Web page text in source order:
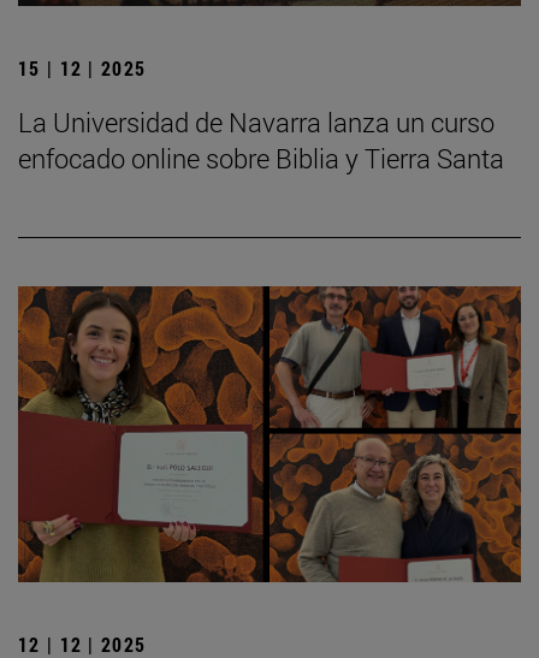
15 | 12 | 2025
La Universidad de Navarra lanza un curso
enfocado online sobre Biblia y Tierra Santa
12 | 12 | 2025